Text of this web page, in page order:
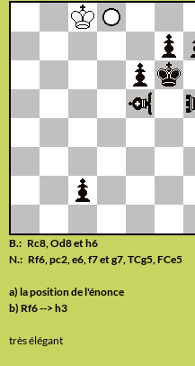
B.: Rc8, Od8 et h6
N.: Rf6, pc2, e6, f7 et g7, TCg5, FCe5
a) la position de l'énonce
b) Rf6 --> h3
très élégant